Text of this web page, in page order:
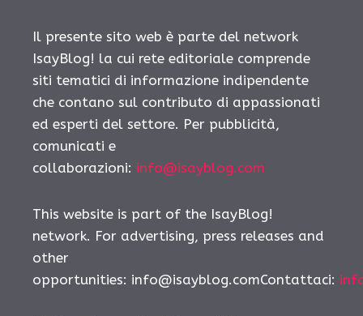
Il presente sito web è parte del network
IsayBlog! la cui rete editoriale comprende
siti tematici di informazione indipendente
che contano sul contributo di appassionati
ed esperti del settore. Per pubblicità,
comunicati e
collaborazioni: info@isayblog.com
This website is part of the IsayBlog!
network. For advertising, press releases and
other
opportunities: info@isayblog.comContattaci: